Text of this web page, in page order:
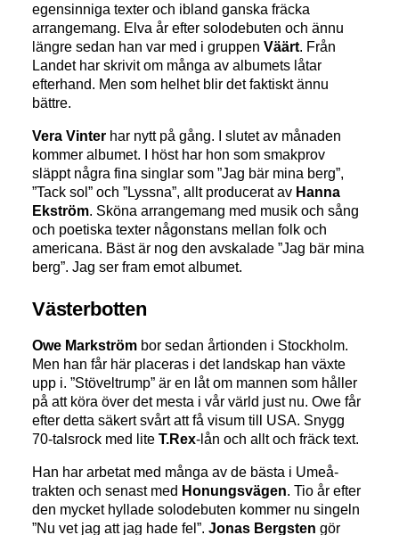
egensinniga texter och ibland ganska fräcka
arrangemang. Elva år efter solodebuten och ännu
längre sedan han var med i gruppenVäärt. Från
Landet har skrivit om många av albumets låtar
efterhand. Men som helhet blir det faktiskt ännu
bättre.
Vera Vinter har nytt på gång. I slutet av månaden
kommer albumet. I höst har hon som smakprov
släppt några fina singlar som ”Jag bär mina berg”,
”Tack sol” och ”Lyssna”, allt producerat av Hanna
Ekström. Sköna arrangemang med musik och sång
och poetiska texter någonstans mellan folk och
americana. Bäst är nog den avskalade ”Jag bär mina
berg”. Jag ser fram emot albumet.
Västerbotten
Owe Markström bor sedan årtionden i Stockholm.
Men han får här placeras i det landskap han växte
upp i. ”Stöveltrump” är en låt om mannen som håller
på att köra över det mesta i vår värld just nu. Owe får
efter detta säkert svårt att få visum till USA. Snygg
70-talsrock med liteT.Rex-lån och allt och fräck text.
Han har arbetat med många av de bästa i Umeå-
trakten och senast med Honungsvägen. Tio år efter
den mycket hyllade solodebuten kommer nu singeln
”Nu vet jag att jag hade fel”.Jonas Bergsten gör